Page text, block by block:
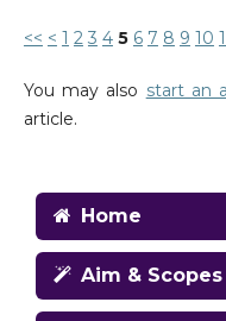
<< < 1 2 3 4 5 6 7 8 9 10
You may also start an
article.
Home
Aim & Scopes